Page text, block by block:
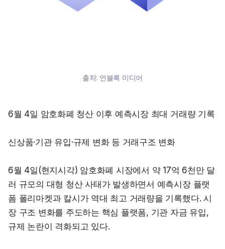
출처: 언블록 미디어
6월 4일 암호화폐 청산 이후 예측시장 최대 거래량 기록
신상품·기관 유입·규제 변화 등 거래구조 변화
6월 4일(현지시각) 암호화폐 시장에서 약 17억 6천만 달
러 규모의 대형 청산 사태가 발생하면서 예측시장 플랫
폼 폴리마켓과 칼시가 역대 최고 거래량을 기록했다. 시
장 구조 변화를 주도하는 핵심 플랫폼, 기관 자금 유입,
규제 논란이 격화되고 있다.